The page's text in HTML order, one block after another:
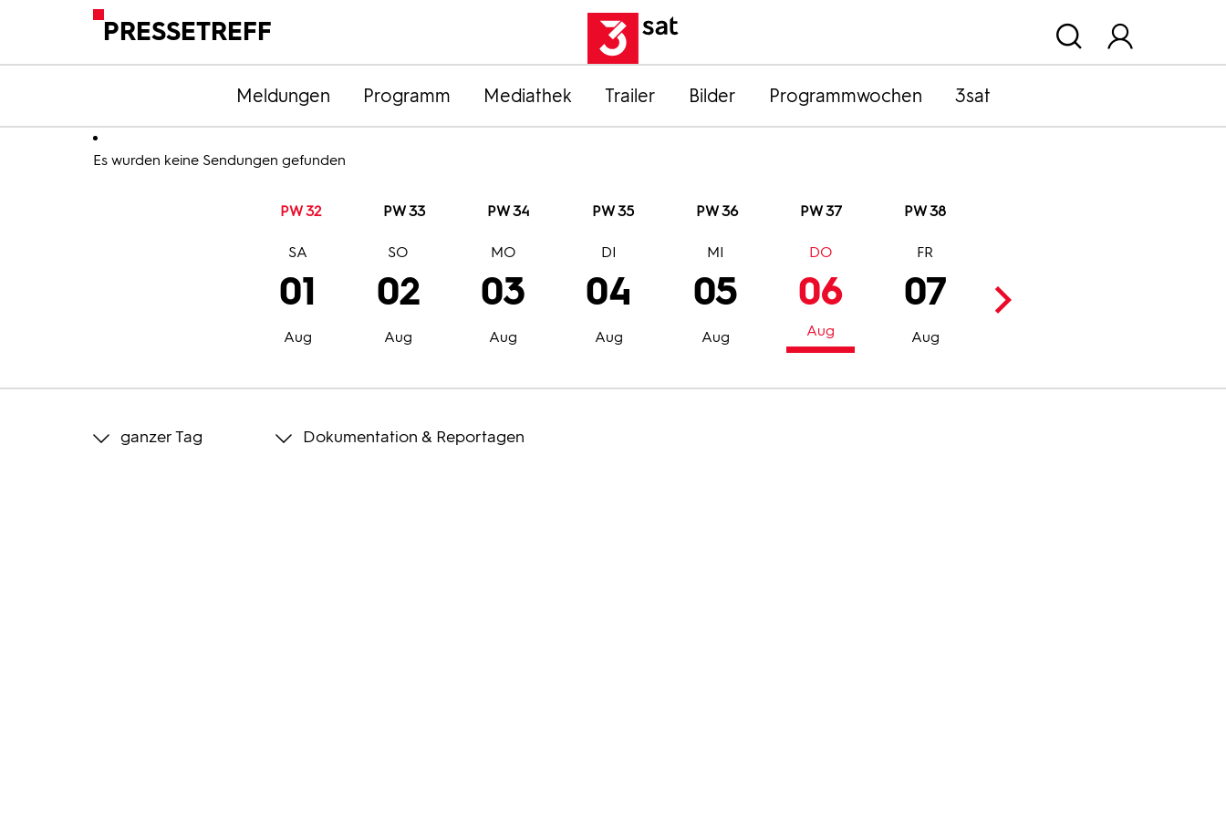
PRESSETREFF
Meldungen Programm Mediathek Trailer Bilder Programmwochen 3sat
Es wurden keine Sendungen gefunden
PW 32 PW 33 PW 34 PW 35 PW 36 PW 37 PW 38
01
Aug
SA
02
Aug
SO
03
Aug
MO
04
Aug
DI
05
Aug
MI
06
Aug
DO
07
Aug
FR
08
ganzer Tag Dokumentation & Reportagen